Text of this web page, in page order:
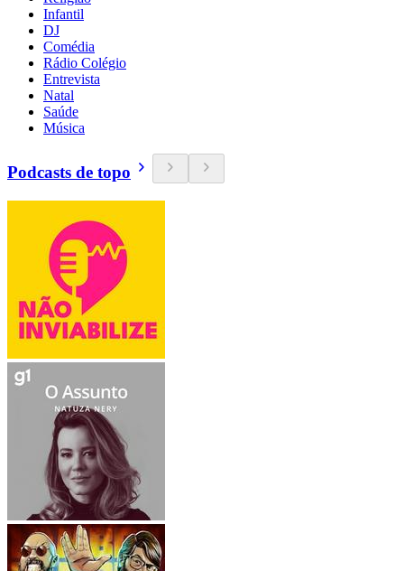
Infantil
DJ
Comédia
Rádio Colégio
Entrevista
Natal
Saúde
Música
Podcasts de topo